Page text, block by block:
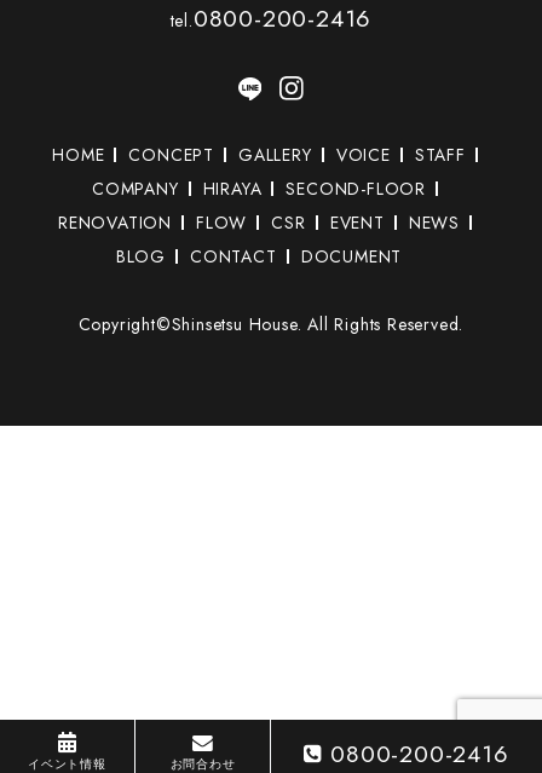
tel.0800-200-2416
HOME CONCEPT GALLERY VOICE
STAFF
COMPANY
HIRAYA
SECOND-FLOOR
RENOVATION
FLOW CSR EVENT
NEWS
BLOG
CONTACT DOCUMENT
Copyright©Shinsetsu House. All Rights Reserved.
イベント情報 お問合わせ 0800-200-2416